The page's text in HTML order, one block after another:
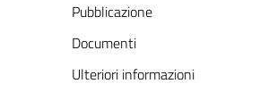
Pubblicazione
Documenti
Ulteriori informazioni